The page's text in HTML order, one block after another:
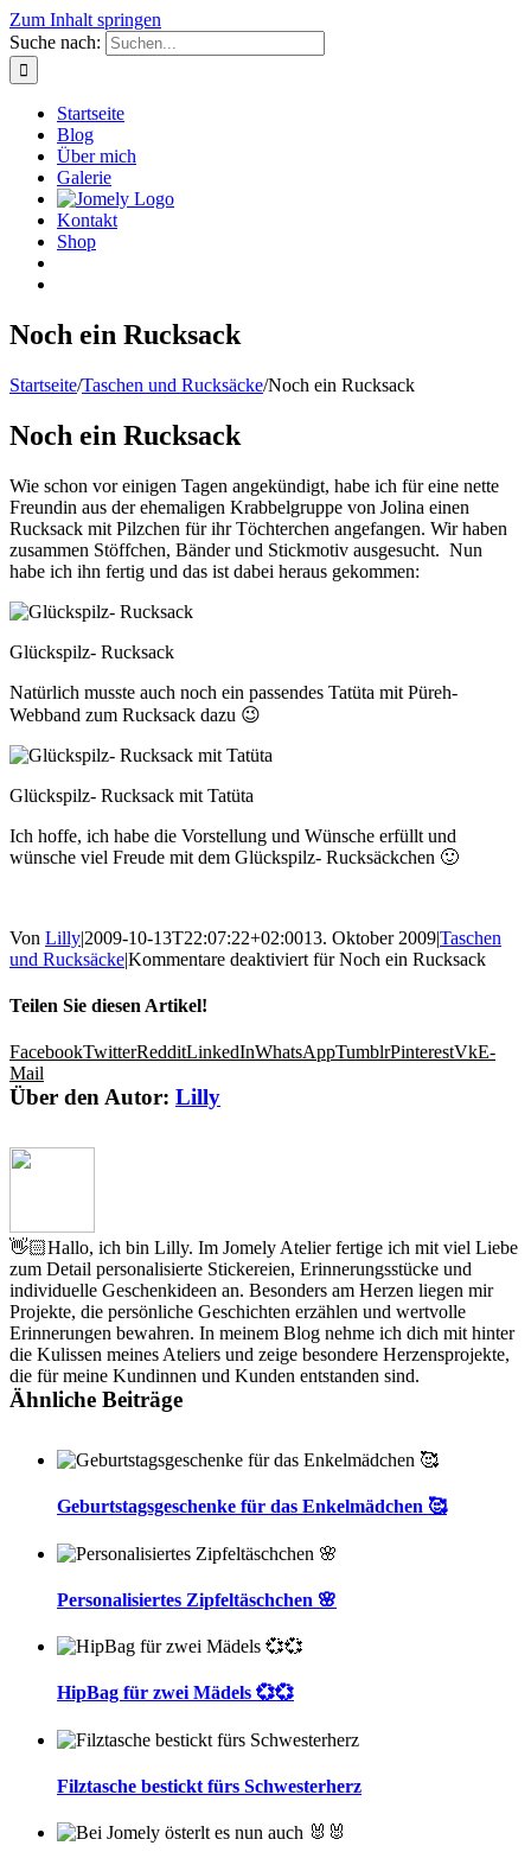
Zum Inhalt springen
Suche nach:
Startseite
Blog
Über mich
Galerie
Kontakt
Shop
Noch ein Rucksack
Startseite/Taschen und Rucksäcke/Noch ein Rucksack
Noch ein Rucksack
Wie schon vor einigen Tagen angekündigt, habe ich für eine nette
Freundin aus der ehemaligen Krabbelgruppe von Jolina einen
Rucksack mit Pilzchen für ihr Töchterchen angefangen. Wir haben
zusammen Stöffchen, Bänder und Stickmotiv ausgesucht. Nun
habe ich ihn fertig und das ist dabei heraus gekommen:
Glückspilz- Rucksack
Natürlich musste auch noch ein passendes Tatüta mit Püreh-
Webband zum Rucksack dazu 😉
Glückspilz- Rucksack mit Tatüta
Ich hoffe, ich habe die Vorstellung und Wünsche erfüllt und
wünsche viel Freude mit dem Glückspilz- Rucksäckchen 🙂
Von Lilly|2009-10-13T22:07:22+02:0013. Oktober 2009|Taschen
und Rucksäcke|Kommentare deaktiviert für Noch ein Rucksack
Teilen Sie diesen Artikel!
FacebookTwitterRedditLinkedInWhatsAppTumblrPinterestVkE-
Mail
Über den Autor: Lilly
👋🏻Hallo, ich bin Lilly. Im Jomely Atelier fertige ich mit viel Liebe
zum Detail personalisierte Stickereien, Erinnerungsstücke und
individuelle Geschenkideen an. Besonders am Herzen liegen mir
Projekte, die persönliche Geschichten erzählen und wertvolle
Erinnerungen bewahren. In meinem Blog nehme ich dich mit hinter
die Kulissen meines Ateliers und zeige besondere Herzensprojekte,
die für meine Kundinnen und Kunden entstanden sind.
Ähnliche Beiträge
Geburtstagsgeschenke für das Enkelmädchen 🥰
Personalisiertes Zipfeltäschchen 🌸
HipBag für zwei Mädels 💞💞
Filztasche bestickt fürs Schwesterherz